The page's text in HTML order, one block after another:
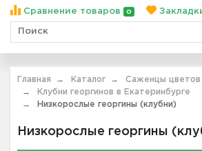
Сравнение товаров 0
Главная Каталог
Саженцы цветов
Клубни георгинов в Екатеринбурге
Низкорослые георгины (клубни)
Низкорослые георгины